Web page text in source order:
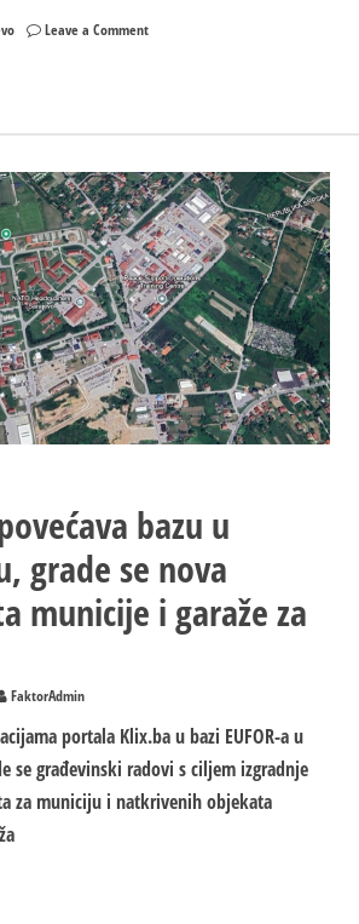
Leave a Commenton
bazu u
grade se nova
municije i garaže za
FaktorAdmin
portala Klix.ba u bazi EUFOR-a u
se građevinski radovi s ciljem izgradnje
za municiju i natkrivenih objekata